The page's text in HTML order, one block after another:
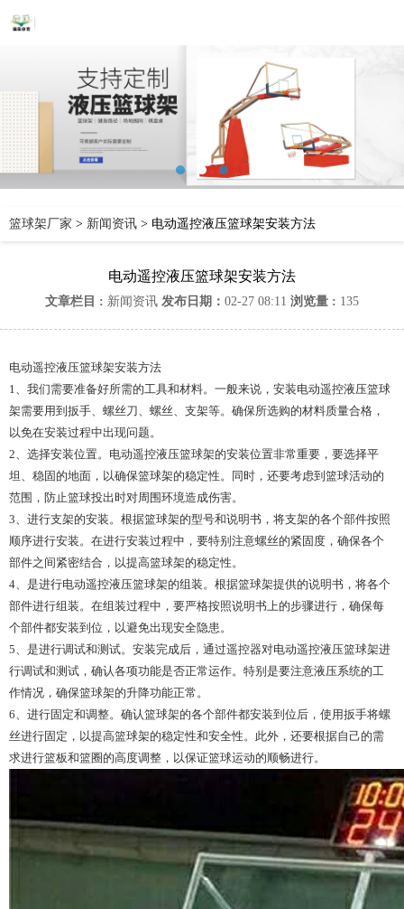
篮球架厂家 > 新闻资讯 > 电动遥控液压篮球架安装方法
电动遥控液压篮球架安装方法
文章栏目 : 新闻资讯 发布日期： 02-27 08:11 浏览量 : 135
电动遥控液压篮球架安装方法
1、我们需要准备好所需的工具和材料。一般来说，安装电动遥控液压篮球
架需要用到扳手、螺丝刀、螺丝、支架等。确保所选购的材料质量合格，
以免在安装过程中出现问题。
2、选择安装位置。电动遥控液压篮球架的安装位置非常重要，要选择平
坦、稳固的地面，以确保篮球架的稳定性。同时，还要考虑到篮球活动的
范围，防止篮球投出时对周围环境造成伤害。
3、进行支架的安装。根据篮球架的型号和说明书，将支架的各个部件按照
顺序进行安装。在进行安装过程中，要特别注意螺丝的紧固度，确保各个
部件之间紧密结合，以提高篮球架的稳定性。
4、是进行电动遥控液压篮球架的组装。根据篮球架提供的说明书，将各个
部件进行组装。在组装过程中，要严格按照说明书上的步骤进行，确保每
个部件都安装到位，以避免出现安全隐患。
5、是进行调试和测试。安装完成后，通过遥控器对电动遥控液压篮球架进
行调试和测试，确认各项功能是否正常运作。特别是要注意液压系统的工
作情况，确保篮球架的升降功能正常。
6、进行固定和调整。确认篮球架的各个部件都安装到位后，使用扳手将螺
丝进行固定，以提高篮球架的稳定性和安全性。此外，还要根据自己的需
求进行篮板和篮圈的高度调整，以保证篮球运动的顺畅进行。